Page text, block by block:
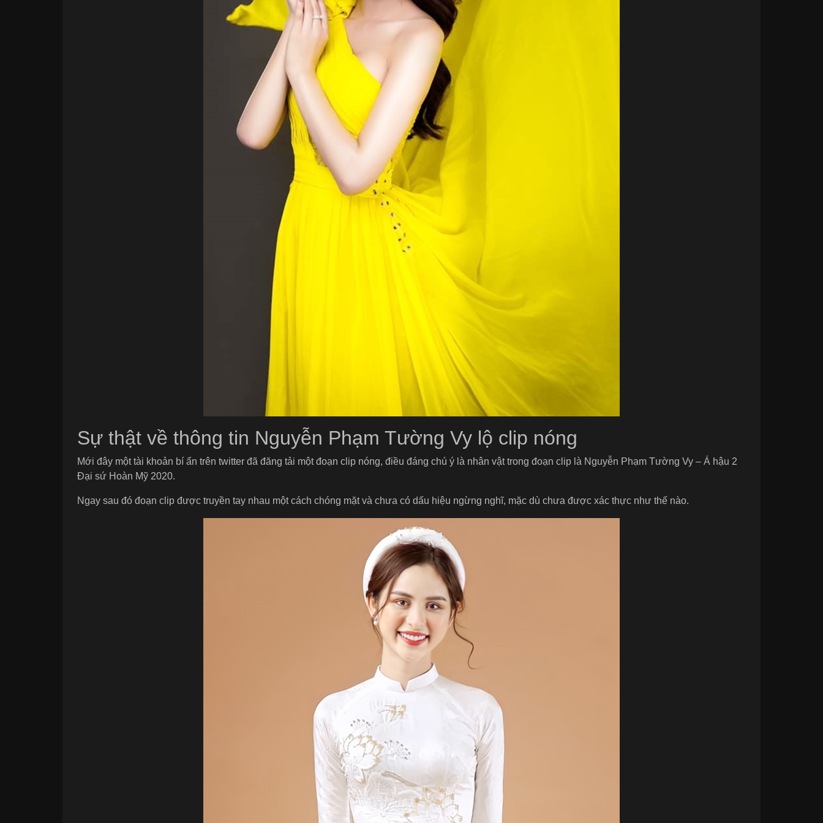
Sự thật về thông tin Nguyễn Phạm Tường Vy lộ clip nóng
Mới đây một tài khoản bí ẩn trên twitter đã đăng tải một đoạn clip nóng, điều đáng chú ý là nhân vật trong đoạn clip là Nguyễn Phạm Tường Vy – Á hậu 2
Đại sứ Hoàn Mỹ 2020.
Ngay sau đó đoạn clip được truyền tay nhau một cách chóng mặt và chưa có dấu hiệu ngừng nghĩ, mặc dù chưa được xác thực như thế nào.